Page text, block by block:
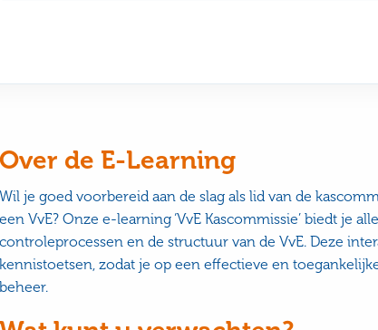
Over de E-Learning
Wil je goed voorbereid aan de slag als lid van de
een VvE? Onze e-learning ‘VvE Kascommissie’ biedt je
controleprocessen en de structuur van de VvE. Deze
kennistoetsen, zodat je op een effectieve en
beheer.